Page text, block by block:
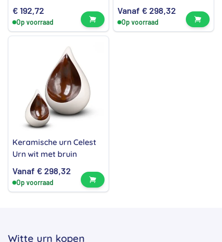
€192,72
Op voorraad Bekijk product
Vanaf €298,32
Op voorraad
Keramische urn Celest
Urn wit met bruin
Vanaf €298,32
Op voorraad Bekijk product
Witte urn kopen